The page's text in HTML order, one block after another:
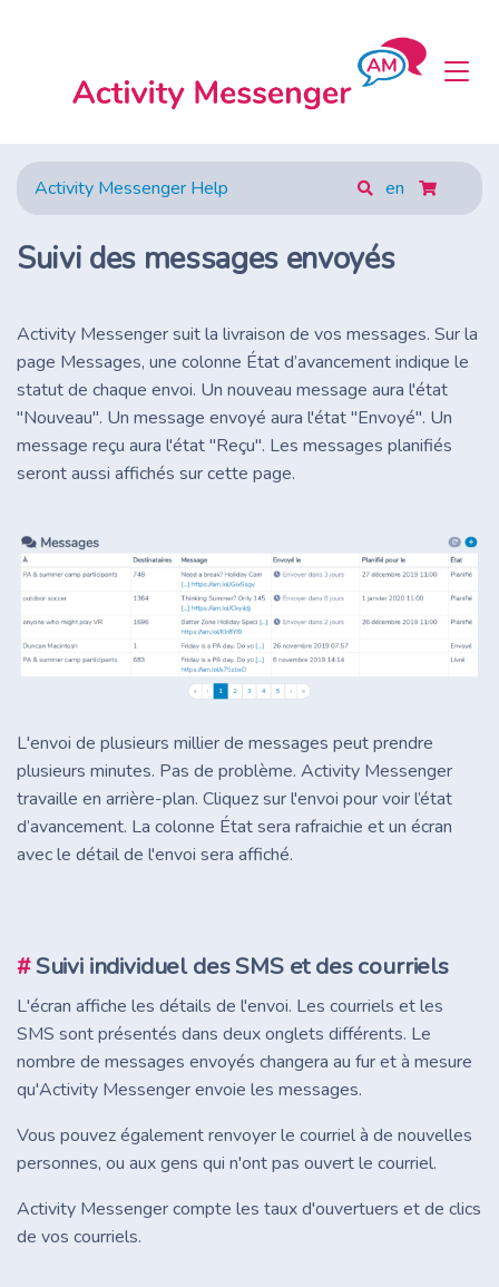
Activity Messenger Help en
Suivi des messages envoyés
Activity Messenger suit la livraison de vos messages. Sur la
page Messages, une colonne État d’avancement indique le
statut de chaque envoi. Un nouveau message aura l'état
"Nouveau". Un message envoyé aura l'état "Envoyé". Un
message reçu aura l'état "Reçu". Les messages planifiés
seront aussi affichés sur cette page.
L'envoi de plusieurs millier de messages peut prendre
plusieurs minutes. Pas de problème. Activity Messenger
travaille en arrière-plan. Cliquez sur l'envoi pour voir l’état
d’avancement. La colonne État sera rafraichie et un écran
avec le détail de l'envoi sera affiché.
#Suivi individuel des SMS et des courriels
L'écran affiche les détails de l'envoi. Les courriels et les
SMS sont présentés dans deux onglets différents. Le
nombre de messages envoyés changera au fur et à mesure
qu'Activity Messenger envoie les messages.
Vous pouvez également renvoyer le courriel à de nouvelles
personnes, ou aux gens qui n'ont pas ouvert le courriel.
Activity Messenger compte les taux d'ouvertuers et de clics
de vos courriels.